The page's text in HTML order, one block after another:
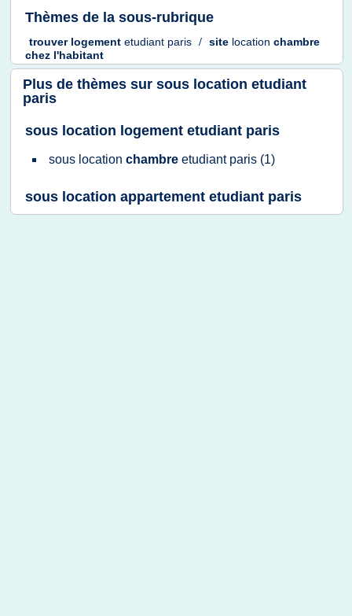
Thèmes de la sous-rubrique
trouver logement etudiant paris / site location chambre
chez l'habitant
Plus de thèmes sur sous location etudiant
paris
sous location logement etudiant paris
sous location chambre etudiant paris (1)
sous location appartement etudiant paris